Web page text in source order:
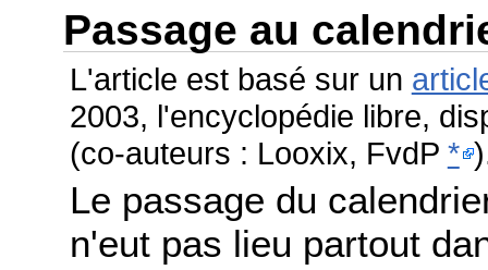
Passage au
L'article est basé sur un
2003, l'encyclopédie libre,
(co-auteurs : Looxix, FvdP *
Le passage du
n'eut pas lieu partout